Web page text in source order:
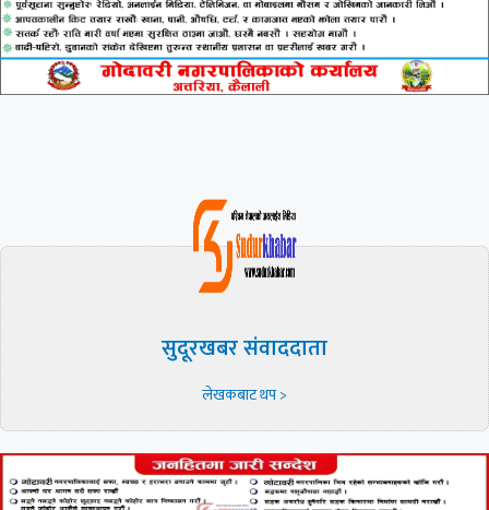
सुदूरखबर संवाददाता
लेखकबाट थप >